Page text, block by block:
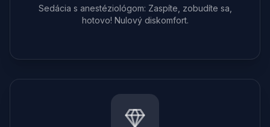
Sedácia s anestéziológom: Zaspíte, zobudíte sa,
hotovo! Nulový diskomfort.